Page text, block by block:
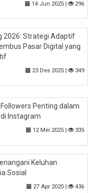
14 Jun 2025 | 296
2026: Strategi Adaptif
Pasar Digital yang
23 Des 2025 | 349
Penting dalam
Instagram
12 Mei 2025 | 335
Keluhan
Sosial
27 Apr 2025 | 436